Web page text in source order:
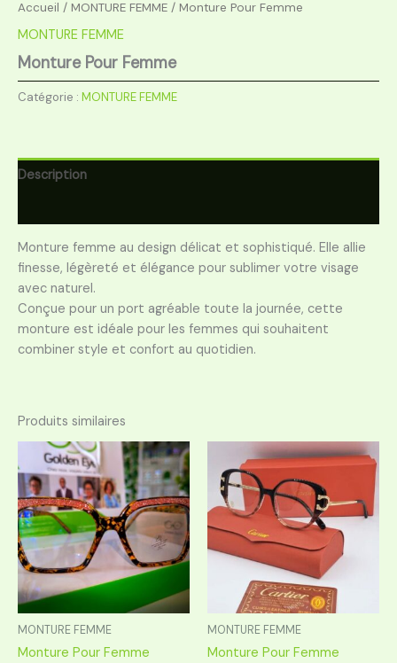
Accueil / MONTURE FEMME / Monture Pour Femme
MONTURE FEMME
Monture Pour Femme
Catégorie : MONTURE FEMME
Description
Monture femme au design délicat et sophistiqué. Elle allie
finesse, légèreté et élégance pour sublimer votre visage
avec naturel.
Conçue pour un port agréable toute la journée, cette
monture est idéale pour les femmes qui souhaitent
combiner style et confort au quotidien.
Produits similaires
MONTURE FEMME
Monture Pour Femme
MONTURE FEMME
Monture Pour Femme